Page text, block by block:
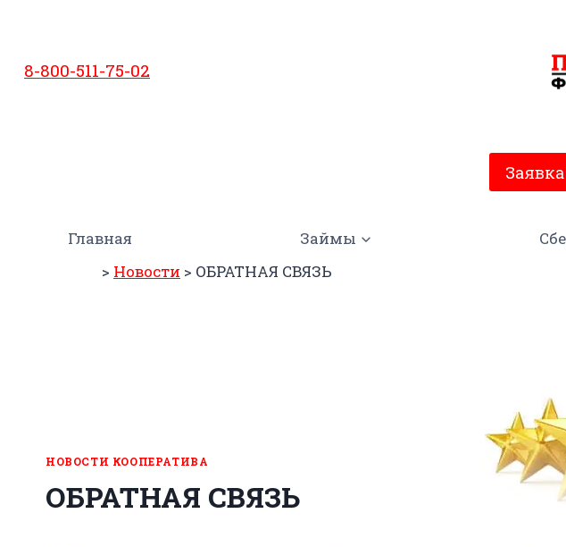
содержимому
8-800-511-75-02
Главная Займы
> Новости > ОБРАТНАЯ СВЯЗЬ
НОВОСТИ КООПЕРАТИВА
ОБРАТНАЯ СВЯЗЬ